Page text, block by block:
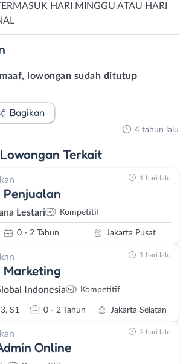
HARI MINGGU ATAU HARI
lowongan sudah ditutup
Bagikan
4 tahun lalu
Lowongan Terkait
Penjualan
Lestari Kompetitif
0 - 2 Tahun Jakarta Pusat
1 hari lalu
Marketing
Indonesia Kompetitif
S1 0 - 2 Tahun Jakarta Selatan
1 hari lalu
Online
2 hari lalu